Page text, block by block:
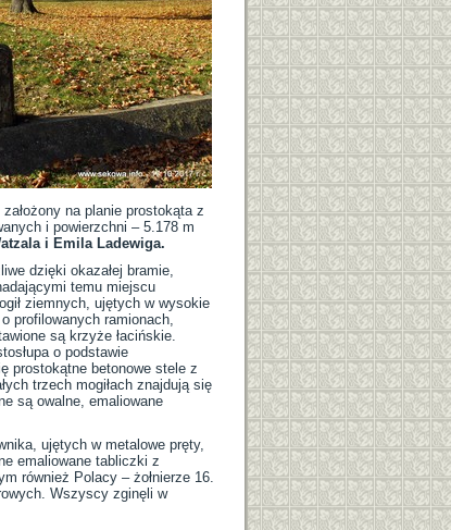
na planie prostokąta z
i powierzchni – 5.178 m
i Emila Ladewiga.
dzięki okazałej bramie,
temu miejscu
ziemnych, ujętych w wysokie
profilowanych ramionach,
są krzyże łacińskie.
o podstawie
prostokątne betonowe stele z
trzech mogiłach znajdują się
są owalne, emaliowane
ujętych w metalowe pręty,
emaliowane tabliczki z
również Polacy – żołnierze 16.
Wszyscy zginęli w